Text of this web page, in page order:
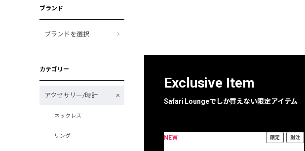
ブランド
ブランドを選択
カテゴリー
アクセサリー/時計
ネックレス
リング
Exclusive Item
Safari Loungeでしか買えない限定アイテム
NEW 限定 別注